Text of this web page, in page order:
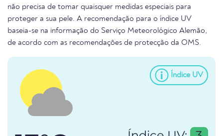
não precisa de tomar quaisquer medidas especiais para
proteger a sua pele. A recomendação para o índice UV
baseia-se na informação do Serviço Meteorológico Alemão,
de acordo com as recomendações de protecção da OMS.
Índice UV